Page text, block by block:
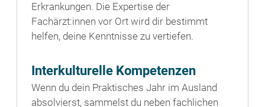
Erkrankungen. Die Expertise der
Fachärzt:innen vor Ort wird dir bestimmt
helfen, deine Kenntnisse zu vertiefen.
Interkulturelle Kompetenzen
Wenn du dein Praktisches Jahr im Ausland
absolvierst, sammelst du neben fachlichen